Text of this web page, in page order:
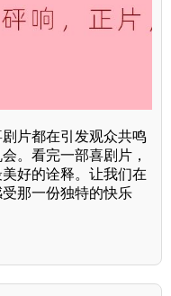
片都在引发观众共鸣
。看完一部喜剧片，
好的诠释。让我们在
那一份独特的快乐